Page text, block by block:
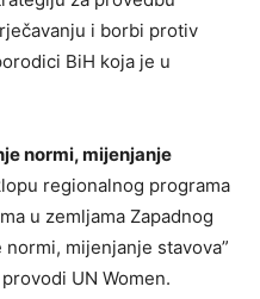
i borbi protiv
BiH koja je u
normi, mijenjanje
regionalnog programa
u zemljama Zapadnog
mijenjanje stavova”
UN Women.